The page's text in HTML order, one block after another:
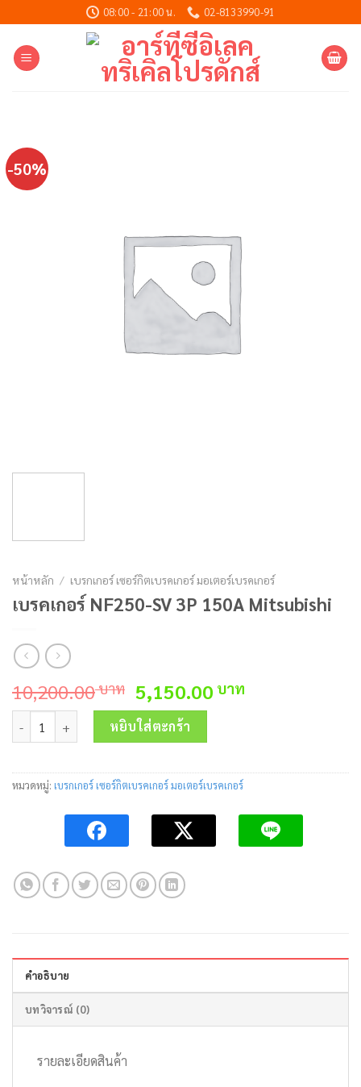
to
content
08:00 - 21:00 น. 02-8133990-91
-50%
หน้าหลัก / เบรกเกอร์ เซอร์กิตเบรคเกอร์ มอเตอร์เบรคเกอร์
เบรคเกอร์ NF250-SV 3P 150A Mitsubishi
10,200.00บาท Original
price
was:
10,200.00 บาท.
5,150.00 บาท
จำนวน เบรคเกอร์ NF250-SV 3P 150A Mitsubishi ชิ้น
หยิบใส่ตะกร้า
หมวดหมู่: เบรกเกอร์ เซอร์กิตเบรคเกอร์ มอเตอร์เบรคเกอร์
คำอธิบาย
บทวิจารณ์ (0)
รายละเอียดสินค้า